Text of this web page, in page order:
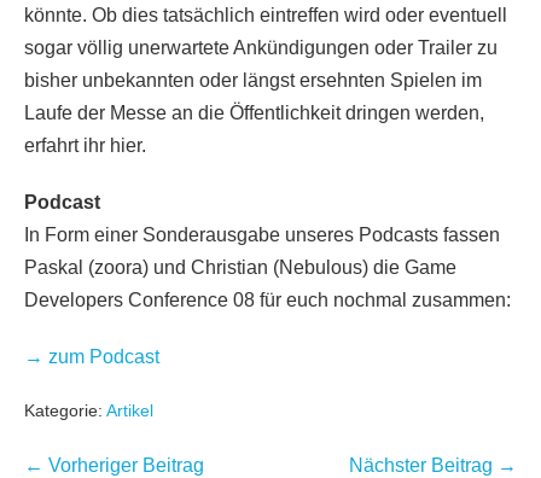
könnte. Ob dies tatsächlich eintreffen wird oder eventuell
sogar völlig unerwartete Ankündigungen oder Trailer zu
bisher unbekannten oder längst ersehnten Spielen im
Laufe der Messe an die Öffentlichkeit dringen werden,
erfahrt ihr hier.
Podcast
In Form einer Sonderausgabe unseres Podcasts fassen
Paskal (zoora) und Christian (Nebulous) die Game
Developers Conference 08 für euch nochmal zusammen:
→ zum Podcast
Kategorie: Artikel
Beitragsnavigation
← Vorheriger Beitrag Nächster Beitrag →